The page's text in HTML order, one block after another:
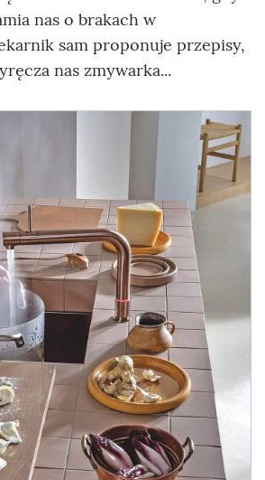
nas o brakach w
sam proponuje przepisy,
nas zmywarka...